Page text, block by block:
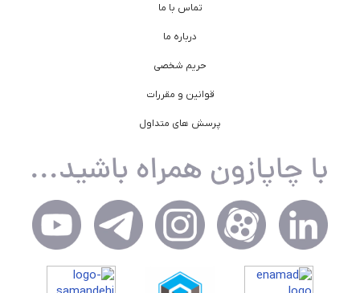
تماس با ما
درباره ما
حریم شخصی
قوانین و مقررات
پرسش های متداول